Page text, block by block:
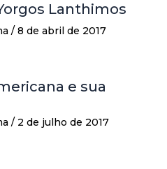
Lanthimos
/ 8 de abril de 2017
e sua
/ 2 de julho de 2017